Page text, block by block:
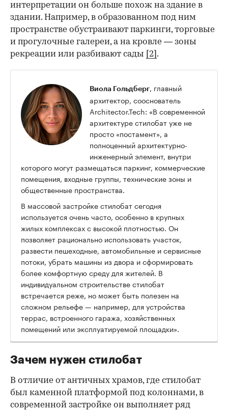
интерпретации он больше похож на здание в
здании. Например, в образованном под ним
пространстве обустраивают паркинги, торговые
и прогулочные галереи, а на кровле — зоны
рекреации или разбивают сады
[2] .
Виола Гольдберг, главный
архитектор, сооснователь
Architector.Tech: «В современной
архитектуре стилобат уже не
просто «постамент», а
полноценный архитектурно-
инженерный элемент, внутри
которого могут размещаться паркинг, коммерческие
помещения, входные группы, технические зоны и
общественные пространства.
В массовой застройке стилобат сегодня
используется очень часто, особенно в крупных
жилых комплексах с высокой плотностью. Он
позволяет рационально использовать участок,
развести пешеходные, автомобильные и сервисные
потоки, убрать машины из двора и сформировать
более комфортную среду для жителей. В
индивидуальном строительстве стилобат
встречается реже, но может быть полезен на
сложном рельефе — например, для устройства
террас, встроенного гаража, хозяйственных
помещений или эксплуатируемой площадки».
Зачем нужен стилобат
В отличие от античных храмов, где стилобат
был каменной платформой под колоннами, в
современной застройке он выполняет ряд